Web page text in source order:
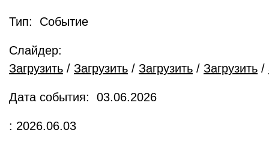
Тип: Событие
Слайдер:
Загрузить / Загрузить / Загрузить / Загрузить /
Дата события: 03.06.2026
: 2026.06.03